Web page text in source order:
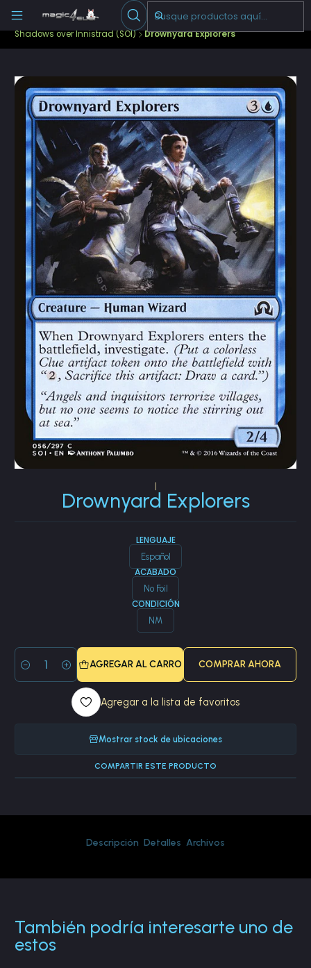
Escribenos
Cartas Sueltas Magic Pioneer
Shadows over Innistrad (SOI) Drownyard Explorers
Drownyard Explorers
LENGUAJE
Español
ACABADO
No Foil
CONDICIÓN
NM
Cantidad
AGREGAR AL CARRO COMPRAR AHORA
Agregar a la lista de favoritos
Mostrar stock de ubicaciones
COMPARTIR ESTE PRODUCTO
Descripción Detalles Archivos
También podría interesarte uno de
estos